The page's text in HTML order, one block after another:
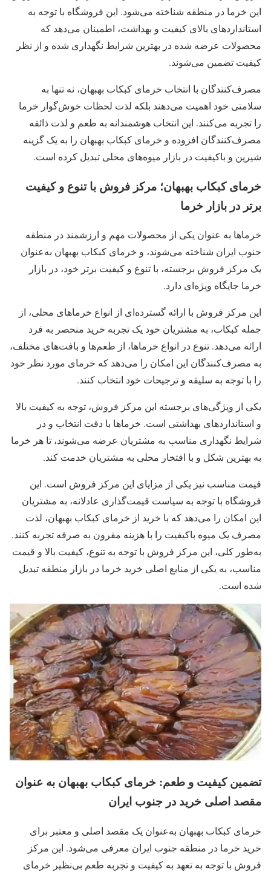
این خرما در منطقه شناخته می‌شود. این فروشگاه با توجه به
استانداردهای بالای کیفیت و بهداشت، اطمینان می‌دهد که
محصولات عرضه شده در بهترین شرایط نگهداری شده و از نظر
کیفیت تضمین می‌شوند.
مصرف‌کنندگان با انتخاب خرمای کبکاب بهبهان، نه تنها به
سلامتی خود اهمیت می‌دهند بلکه لذت لحظات خوش‌گوار خرما
را تجربه می‌کنند. این انتخاب هوشمندانه به طعم و لذت ذائقه
مصرف‌کنندگان افزوده و خرمای کبکاب بهبهان را به یک گزینه
شیرین و باکیفیت در بازار میوه‌های محلی تبدیل کرده است.
خرمای کبکاب بهبهان؛ مرکز فروش با تنوع و کیفیت
برتر در بازار خرما
خرماها به عنوان یکی از محصولات مهم و ارزشمند در منطقه
جنوب ایران شناخته می‌شوند، و خرمای کبکاب بهبهان به‌عنوان
یک مرکز فروش برجسته، با تنوع و کیفیت برتر خود، در بازار
خرما جایگاه ویژه‌ای دارد.
این مرکز فروش با ارائه گسترده‌ای از انواع خرماهای محلی، از
جمله کبکاب، به مشتریان خود یک تجربه خرید منحصر به فرد
ارائه می‌دهد. تنوع در انواع خرماها، از طعم‌ها و بافت‌های مختلف،
به مصرف‌کنندگان این امکان را می‌دهد که خرمای مورد نظر خود
را با توجه به سلیقه و ترجیحات خود انتخاب کنند.
یکی از ویژگی‌های برجسته این مرکز فروش، توجه به کیفیت بالا
و استانداردهای بهداشتی است. خرماها با دقت انتخاب و در
شرایط نگهداری مناسب به مشتریان عرضه می‌شوند، تا هر خرما
به بهترین شکل و با افتخار محلی به مشتریان خدمت کند.
قیمت مناسب نیز یکی از مزایای این مرکز فروش است. این
فروشگاه با توجه به سیاست قیمت‌گذاری عادلانه، به مشتریان
این امکان را می‌دهد که با خرید از خرمای کبکاب بهبهان، لذت
مصرف یک میوه باکیفیت را با هزینه مقرون به صرفه تجربه کنند.
به‌طور کلی، این مرکز فروش با توجه به تنوع، کیفیت بالا و قیمت
مناسب، به یکی از منابع اصلی خرید خرما در بازار منطقه تبدیل
شده است.
تضمین کیفیت و طعم: خرمای کبکاب بهبهان به عنوان
مقصد اصلی خرید در جنوب ایران
خرمای کبکاب بهبهان به‌عنوان یک مقصد اصلی و معتبر برای
خرید خرما در منطقه جنوب ایران معرفی می‌شود. این مرکز
فروش با توجه به تعهد به کیفیت و تجربه طعم بی‌نظیر خرمای